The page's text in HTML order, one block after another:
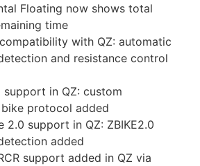
Floating now shows total
time
with QZ: automatic
and resistance control
support in QZ: custom
protocol added
2.0 support in QZ: ZBIKE2.0
added
support added in QZ via